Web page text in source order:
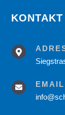
KONTAKT


EMAIL